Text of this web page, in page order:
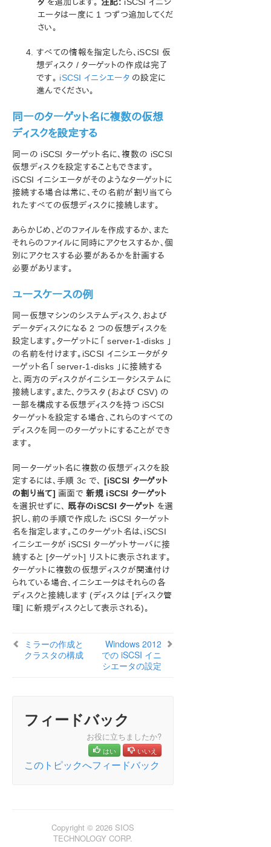
エータは一度に 1 つずつ追加してくだ
さい。
すべての情報を指定したら、iSCSI 仮
想ディスク / ターゲットの作成は完了
です。 iSCSI イニシエータの設定に
進んでください。
同一のターゲット名に複数の仮想
ディスクを設定する
同一の iSCSI ターゲット名に、複数の iSCSI
仮想ディスクを設定することもできます。
iSCSI イニシエータがそのようなターゲットに
接続する場合は常に、その名前が割り当てら
れたすべての仮想ディスクに接続します。
あらかじめ、どのファイルを作成するか、また
それらのファイルに同時にアクセスするか、個
別にアクセスする必要があるかを計画する
必要があります。
ユースケースの例
同一仮想マシンのシステムディスク、および
データディスクになる 2 つの仮想ディスクを
設定します。ターゲットに「 server-1-disks 」
の名前を付けます。iSCSI イニシエータがタ
ーゲット名「 server-1-disks 」に接続する
と、両方のディスクがイニシエータシステムに
接続します。また、クラスタ (および CSV) の
一部を構成する仮想ディスクを持つ iSCSI
ターゲットを設定する場合、これらのすべての
ディスクを同一のターゲットにすることができ
ます。
同一ターゲット名に複数の仮想ディスクを設
定するには、手順 3c で、 [iSCSI ターゲット
の割り当て] 画面で新規 iSCSI ターゲット
を選択せずに、既存のiSCSI ターゲット を選
択し、前の手順で作成した iSCSI ターゲット
名を指定します。このターゲット名は、iSCSI
イニシエータが iSCSI ターゲットサーバに接
続すると [ターゲット] リストに表示されます。
ターゲットに複数の仮想ディスクが関連付け
られている場合、イニシエータはそれらの各
ディスクと接続します (ディスクは [ディスク管
理] に新規ディスクとして表示される)。
ミラーの作成と
クラスタの構成
Windows 2012
での iSCSI イニ
シエータの設定
フィードバック
お役に立ちましたか?
はい いいえ
このトピックへフィードバック
Copyright © 2026 SIOS
TECHNOLOGY CORP.